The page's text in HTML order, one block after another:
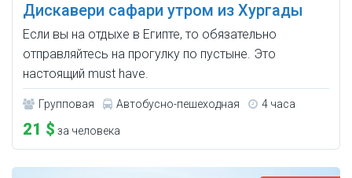
Дискавери сафари утром из Хургады
Если вы на отдыхе в Египте, то обязательно
отправляйтесь на прогулку по пустыне. Это
настоящий must have.
Групповая Автобусно-пешеходная 4 часа
21 $ за человека